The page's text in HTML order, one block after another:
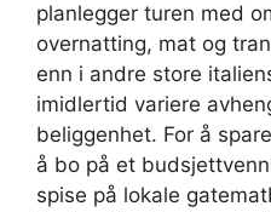
planlegger turen med
overnatting, mat og
enn i andre store
imidlertid variere
beliggenhet. For å
å bo på et
spise på lokale